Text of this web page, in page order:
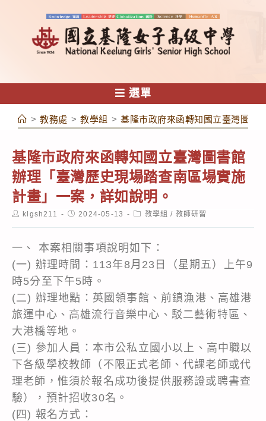
容
選單
> 教務處 > 教學組 > 基隆市政府來函轉知國立臺灣圖書
基隆市政府來函轉知國立臺灣圖書館
辦理「臺灣歷史現場踏查南區場實施
計畫」一案，詳如說明。
Postklgsh211
Post2024-05-13
Post教學組 / 教師研習
一、 本案相關事項說明如下：
(一) 辦理時間：113年8月23日（星期五）上午9
時5分至下午5時。
(二) 辦理地點：英國領事館、前鎮漁港、高雄港
旅運中心、高雄流行音樂中心、駁二藝術特區、
大港橋等地。
(三) 參加人員：本市公私立國小以上、高中職以
下各級學校教師（不限正式老師、代課老師或代
理老師，惟須於報名成功後提供服務證或聘書查
驗），預計招收30名。
(四) 報名方式：